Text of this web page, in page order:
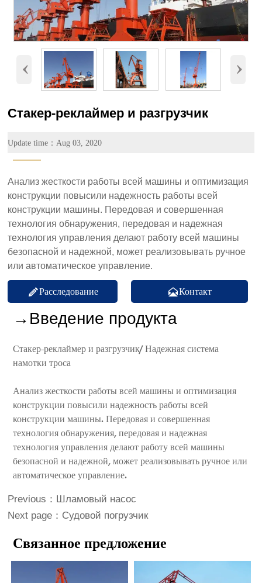
‹ ›
Стакер-реклаймер и разгрузчик
Update time：Aug 03, 2020
———
Анализ жесткости работы всей машины и оптимизация
конструкции повысили надежность работы всей
конструкции машины. Передовая и совершенная
технология обнаружения, передовая и надежная
технология управления делают работу всей машины
безопасной и надежной, может реализовывать ручное
или автоматическое управление.
Расследование Контакт
→Введение продукта
Стакер-реклаймер и разгрузчик/ Надежная система
намотки троса
Анализ жесткости работы всей машины и оптимизация
конструкции повысили надежность работы всей
конструкции машины. Передовая и совершенная
технология обнаружения, передовая и надежная
технология управления делают работу всей машины
безопасной и надежной, может реализовывать ручное или
автоматическое управление.
Previous： Шламовый насос
Next page： Судовой погрузчик
Связанное предложение